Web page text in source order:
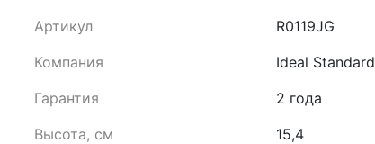
Артикул
R0119JG
Компания
Ideal Standard
Гарантия
2 года
Высота, см
15,4